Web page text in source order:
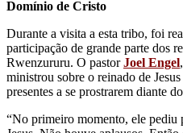
Domínio de Cristo
Durante a visita a esta tribo, foi
participação de grande parte dos
Rwenzururu. O pastorJoel Engel
ministrou sobre o reinado de
presentes a se prostrarem diante
“No primeiro momento, ele pediu